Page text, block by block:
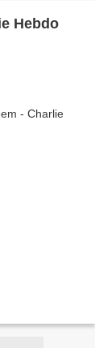
Hebdo